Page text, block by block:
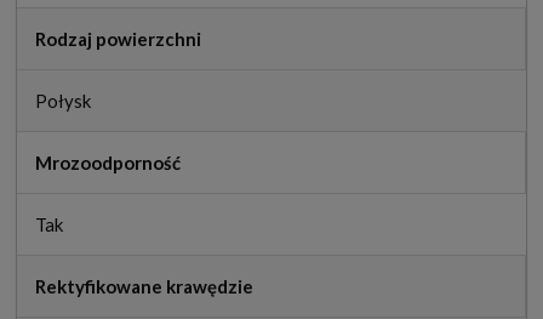
Rodzaj powierzchni
Połysk
Mrozoodporność
Tak
Rektyfikowane krawędzie